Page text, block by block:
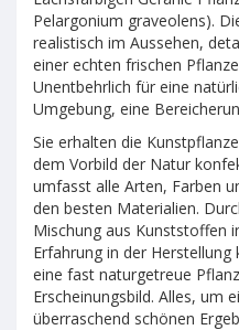
Pelargonium graveolens).
realistisch im Aussehen,
einer echten frischen
Unentbehrlich für eine
Umgebung, eine
Sie erhalten die
dem Vorbild der Natur
umfasst alle Arten, Farben
den besten Materialien.
Mischung aus Kunststoffen
Erfahrung in der
eine fast naturgetreue
Erscheinungsbild. Alles, um
überraschend schönen